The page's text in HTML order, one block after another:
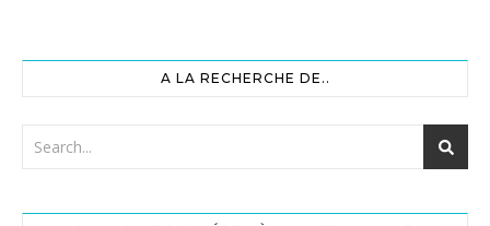
A LA RECHERCHE DE..